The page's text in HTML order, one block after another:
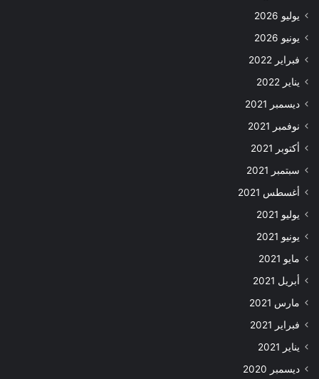
يوليو 2026
يونيو 2026
فبراير 2022
يناير 2022
ديسمبر 2021
نوفمبر 2021
أكتوبر 2021
سبتمبر 2021
أغسطس 2021
يوليو 2021
يونيو 2021
مايو 2021
أبريل 2021
مارس 2021
فبراير 2021
يناير 2021
ديسمبر 2020